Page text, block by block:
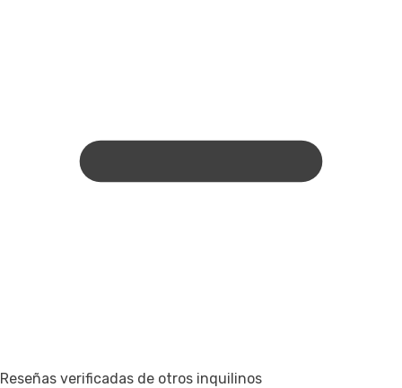
Reseñas verificadas de otros inquilinos